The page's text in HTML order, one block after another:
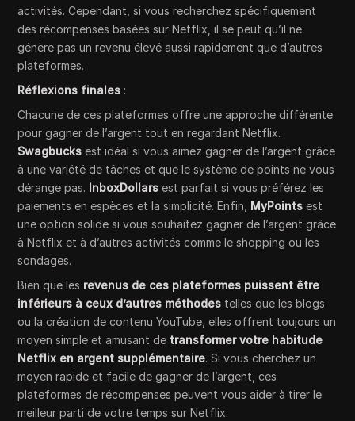
activités. Cependant, si vous recherchez spécifiquement
des récompenses basées sur Netflix, il se peut qu’il ne
génère pas un revenu élevé aussi rapidement que d’autres
plateformes.
Réflexions finales :
Chacune de ces plateformes offre une approche différente
pour gagner de l’argent tout en regardant Netflix.
Swagbucks est idéal si vous aimez gagner de l’argent grâce
à une variété de tâches et que le système de points ne vous
dérange pas. InboxDollars est parfait si vous préférez les
paiements en espèces et la simplicité. Enfin, MyPoints est
une option solide si vous souhaitez gagner de l’argent grâce
à Netflix et à d’autres activités comme le shopping ou les
sondages.
Bien que les revenus de ces plateformes puissent être
inférieurs à ceux d’autres méthodes telles que les blogs
ou la création de contenu YouTube, elles offrent toujours un
moyen simple et amusant de transformer votre habitude
Netflix en argent supplémentaire. Si vous cherchez un
moyen rapide et facile de gagner de l’argent, ces
plateformes de récompenses peuvent vous aider à tirer le
meilleur parti de votre temps sur Netflix.